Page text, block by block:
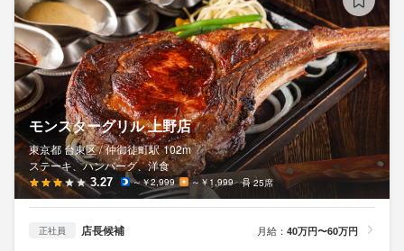
モンスターグリル 上野店
東京都 台東区 / 仲御徒町駅 102m
ステーキ、ハンバーグ、洋食
3.27 ～￥2,999 ～￥1,999 25席
正社員 店長候補 月給： 40万円〜60万円